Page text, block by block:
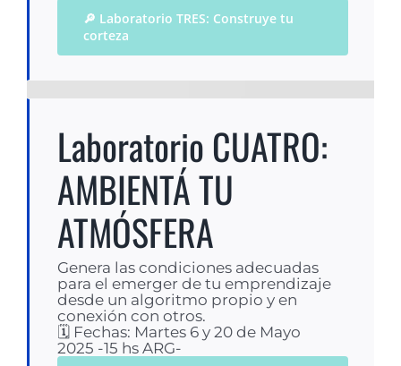
🔎 Laboratorio TRES: Construye tu
corteza
Laboratorio CUATRO:
AMBIENTÁ TU
ATMÓSFERA
Genera las condiciones adecuadas
para el emerger de tu emprendizaje
desde un algoritmo propio y en
conexión con otros.
🗓 Fechas: Martes 6 y 20 de Mayo
2025 -15 hs ARG-